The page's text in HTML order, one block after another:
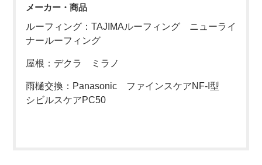
メーカー・商品
ルーフィング：TAJIMAルーフィング ニューライ
ナールーフィング
屋根：デクラ ミラノ
雨樋交換：Panasonic ファインスケアNF-I型
シビルスケアPC50